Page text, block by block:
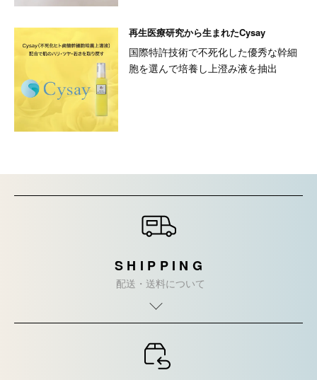
再生医療研究から生まれたCysay
国際特許技術で不死化した優秀な幹細
胞を選んで培養し上澄み液を抽出
SHIPPING
配送・送料について